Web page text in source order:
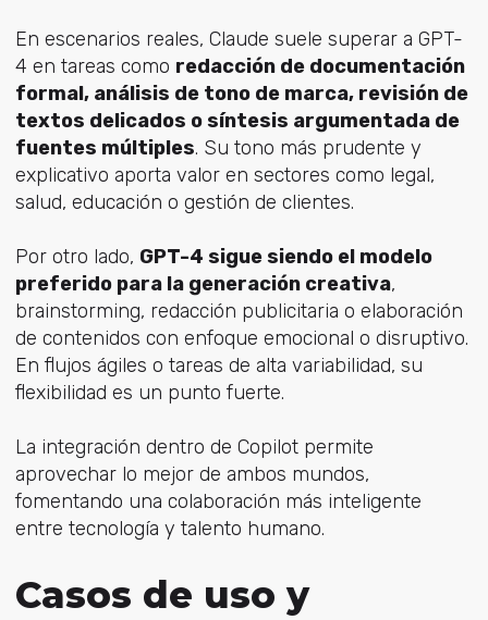
En escenarios reales, Claude suele superar a GPT-
4 en tareas como redacción de documentación
formal, análisis de tono de marca, revisión de
textos delicados o síntesis argumentada de
fuentes múltiples. Su tono más prudente y
explicativo aporta valor en sectores como legal,
salud, educación o gestión de clientes.
Por otro lado, GPT-4 sigue siendo el modelo
preferido para la generación creativa,
brainstorming, redacción publicitaria o elaboración
de contenidos con enfoque emocional o disruptivo.
En flujos ágiles o tareas de alta variabilidad, su
flexibilidad es un punto fuerte.
La integración dentro de Copilot permite
aprovechar lo mejor de ambos mundos,
fomentando una colaboración más inteligente
entre tecnología y talento humano.
Casos de uso y